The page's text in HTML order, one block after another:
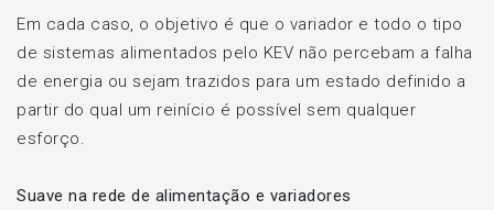
Em cada caso, o objetivo é que o variador e todo o tipo
de sistemas alimentados pelo KEV não percebam a falha
de energia ou sejam trazidos para um estado definido a
partir do qual um reinício é possível sem qualquer
esforço.
Suave na rede de alimentação e variadores